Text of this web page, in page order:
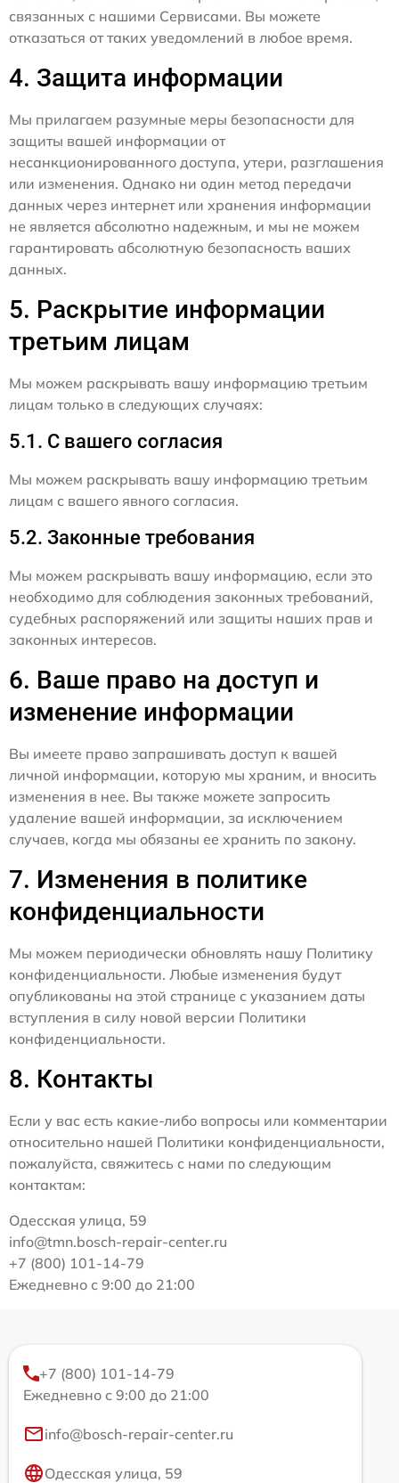
связанных с нашими Сервисами. Вы можете
отказаться от таких уведомлений в любое время.
4. Защита информации
Мы прилагаем разумные меры безопасности для
защиты вашей информации от
несанкционированного доступа, утери, разглашения
или изменения. Однако ни один метод передачи
данных через интернет или хранения информации
не является абсолютно надежным, и мы не можем
гарантировать абсолютную безопасность ваших
данных.
5. Раскрытие информации
третьим лицам
Мы можем раскрывать вашу информацию третьим
лицам только в следующих случаях:
5.1. С вашего согласия
Мы можем раскрывать вашу информацию третьим
лицам с вашего явного согласия.
5.2. Законные требования
Мы можем раскрывать вашу информацию, если это
необходимо для соблюдения законных требований,
судебных распоряжений или защиты наших прав и
законных интересов.
6. Ваше право на доступ и
изменение информации
Вы имеете право запрашивать доступ к вашей
личной информации, которую мы храним, и вносить
изменения в нее. Вы также можете запросить
удаление вашей информации, за исключением
случаев, когда мы обязаны ее хранить по закону.
7. Изменения в политике
конфиденциальности
Мы можем периодически обновлять нашу Политику
конфиденциальности. Любые изменения будут
опубликованы на этой странице с указанием даты
вступления в силу новой версии Политики
конфиденциальности.
8. Контакты
Если у вас есть какие-либо вопросы или комментарии
относительно нашей Политики конфиденциальности,
пожалуйста, свяжитесь с нами по следующим
контактам:
Одесская улица, 59
info@tmn.bosch-repair-center.ru
+7 (800) 101-14-79
Ежедневно с 9:00 до 21:00
+7 (800) 101-14-79
Ежедневно с 9:00 до 21:00
info@bosch-repair-center.ru
Одесская улица, 59